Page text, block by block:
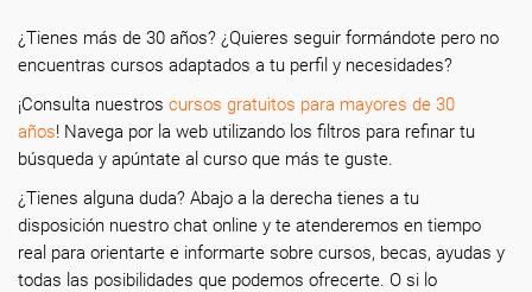
¿Tienes más de 30 años? ¿Quieres seguir formándote pero no
encuentras cursos adaptados a tu perfil y necesidades?
¡Consulta nuestros cursos gratuitos para mayores de 30
años! Navega por la web utilizando los filtros para refinar tu
búsqueda y apúntate al curso que más te guste.
¿Tienes alguna duda? Abajo a la derecha tienes a tu
disposición nuestro chat online y te atenderemos en tiempo
real para orientarte e informarte sobre cursos, becas, ayudas y
todas las posibilidades que podemos ofrecerte. O si lo